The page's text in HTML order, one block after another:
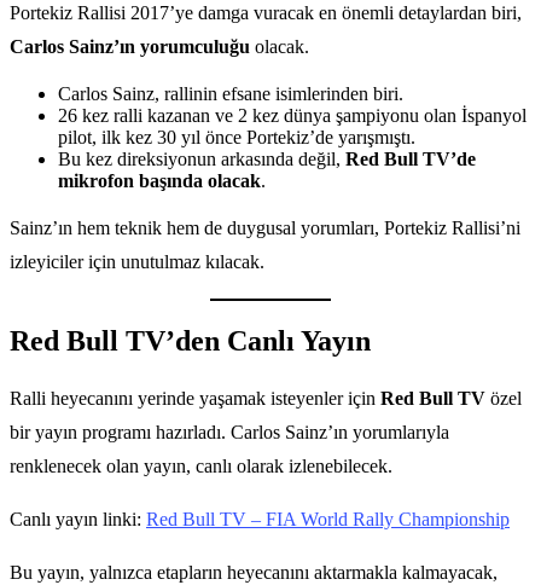
Portekiz Rallisi 2017’ye damga vuracak en önemli detaylardan biri,
Carlos Sainz’ın yorumculuğu olacak.
Carlos Sainz, rallinin efsane isimlerinden biri.
26 kez ralli kazanan ve 2 kez dünya şampiyonu olan İspanyol
pilot, ilk kez 30 yıl önce Portekiz’de yarışmıştı.
Bu kez direksiyonun arkasında değil, Red Bull TV’de
mikrofon başında olacak.
Sainz’ın hem teknik hem de duygusal yorumları, Portekiz Rallisi’ni
izleyiciler için unutulmaz kılacak.
Red Bull TV’den Canlı Yayın
Ralli heyecanını yerinde yaşamak isteyenler için Red Bull TV özel
bir yayın programı hazırladı. Carlos Sainz’ın yorumlarıyla
renklenecek olan yayın, canlı olarak izlenebilecek.
Canlı yayın linki: Red Bull TV – FIA World Rally Championship
Bu yayın, yalnızca etapların heyecanını aktarmakla kalmayacak,